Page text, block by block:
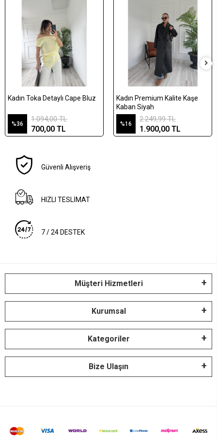
Kadın Toka Detaylı Cape Bluz
%36
1.094,00 TL
700,00 TL
Kadın Premium Kalite Kaşe
Kaban Siyah
%16
2.249,99 TL
1.900,00 TL
Güvenli Alışveriş
HIZLI TESLİMAT
7 / 24 DESTEK
Müşteri Hizmetleri
Kurumsal
Kategoriler
Bize Ulaşın